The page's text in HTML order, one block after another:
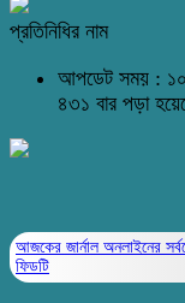
প্রতিনিধির নাম
আপডেট সময় :
৪৩১ বার পড়া
আজকের জার্নাল অনলাইনের
ফিডটি